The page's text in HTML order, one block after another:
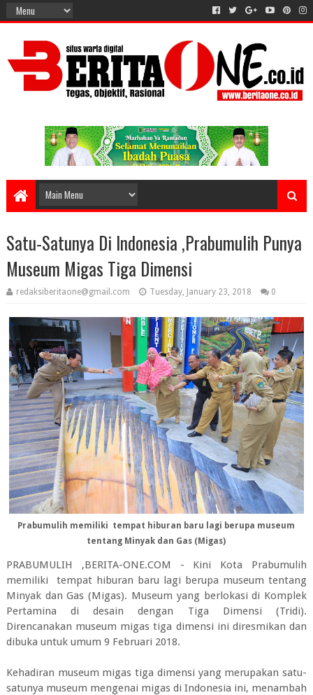
Satu-Satunya Di Indonesia ,Prabumulih Punya
Museum Migas Tiga Dimensi
redaksiberitaone@gmail.com Tuesday, January 23, 2018 0
Prabumulih memiliki tempat hiburan baru lagi berupa museum
tentang Minyak dan Gas (Migas)
PRABUMULIH ,BERITA-ONE.COM - Kini Kota Prabumulih
memiliki tempat hiburan baru lagi berupa museum tentang
Minyak dan Gas (Migas). Museum yang berlokasi di Komplek
Pertamina di desain dengan Tiga Dimensi (Tridi).
Direncanakan museum migas tiga dimensi ini diresmikan dan
dibuka untuk umum 9 Februari 2018.
Kehadiran museum migas tiga dimensi yang merupakan satu-
satunya museum mengenai migas di Indonesia ini, menambah